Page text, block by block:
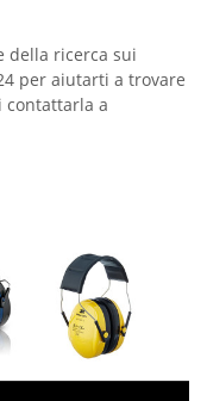
della ricerca sui
per aiutarti a trovare
contattarla a